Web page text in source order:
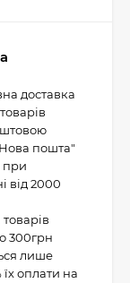
доставка
пошта"
при
від 2000
300грн
лише
їх оплати на